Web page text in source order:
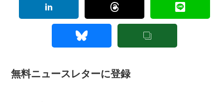
無料ニュースレターに登録